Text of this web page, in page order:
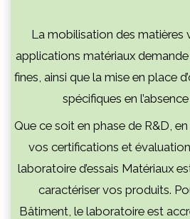
La mobilisation des matières
applications matériaux
fines, ainsi que la mise en place
spécifiques en
Que ce soit en phase de R&D,
vos certifications et
laboratoire d’essais Matériaux
caractériser vos produits.
Bâtiment, le laboratoire est